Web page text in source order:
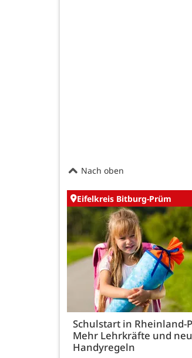
Nach oben
Eifelkreis Bitburg-Prüm
Schulstart in Rheinland-
Mehr Lehrkräfte und
Handyregeln